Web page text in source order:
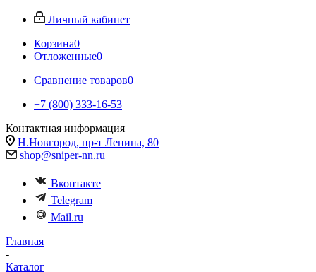
Личный кабинет
Корзина0
Отложенные0
Сравнение товаров0
+7 (800) 333-16-53
Контактная информация
Н.Новгород, пр-т Ленина, 80
shop@sniper-nn.ru
Вконтакте
Telegram
Mail.ru
Главная
-
Каталог